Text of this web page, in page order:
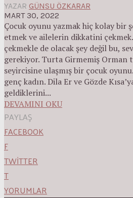
YAZAR GÜNSU ÖZKARAR
MART 30, 2022
Çocuk oyunu yazmak hiç kolay bir
etmek ve ailelerin dikkatini
çekmekle de olacak şey değil bu,
gerekiyor. Turta Girmemiş Orman
seyircisine ulaşmış bir çocuk
genç kadın. Dila Er ve Gözde
geldiklerini...
DEVAMINI OKU
PAYLAŞ
FACEBOOK
F
TWITTER
T
YORUMLAR